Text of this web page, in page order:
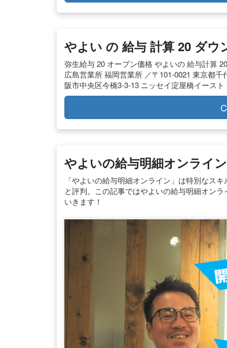
やよい の 給与 計算 20 ダウ
弥生給与 20 オープン価格 やよいの 給与計算
広島営業所 福岡営業所 ／〒101-0021 東京都
阪市中央区今橋3-3-13 ニッセイ淀屋橋イース
やよいの給与明細オンライ
「やよいの給与明細オンライン」は特別なス
と評判。この記事ではやよいの給与明細オン
いきます！